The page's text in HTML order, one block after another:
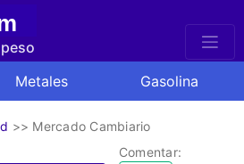
Metales Gasolina
>> Mercado Cambiario
Comentar: